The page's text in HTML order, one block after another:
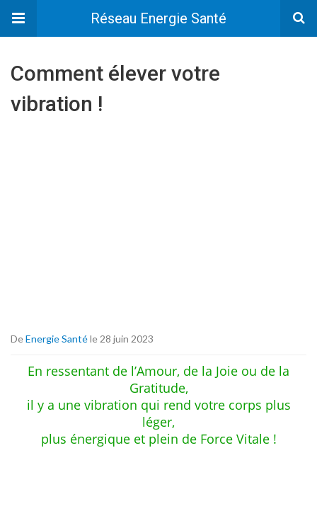
Réseau Energie Santé
Comment élever votre
vibration !
DeEnergie Santéle 28 juin 2023
En ressentant de l’Amour, de la Joie ou de la
Gratitude,
il y a une vibration qui rend votre corps plus
léger,
plus énergique et plein de Force Vitale !